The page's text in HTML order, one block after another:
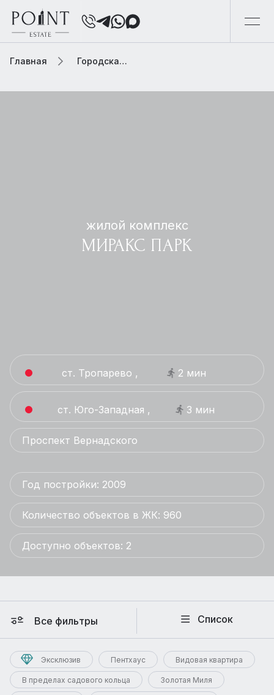
Главная Городская элитная недвижимость
жилой комплекс
МИРАКС ПАРК
ст. Тропарево , 2 мин
ст. Юго-Западная , 3 мин
Проспект Вернадского
Год постройки: 2009
Количество объектов в ЖК: 960
Доступно объектов: 2
Все фильтры
Эксклюзив Пентхаус Видовая квартира
В пределах садового кольца Золотая Миля
Список